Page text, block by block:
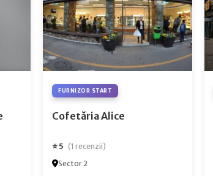
FURNIZOR START
Cofetăria Alice
⭐ 5 (1 recenzii)
Sector 2